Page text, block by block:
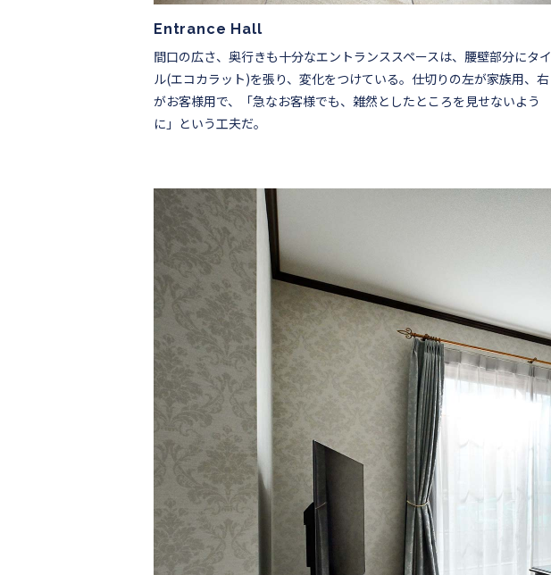
Entrance Hall
間口の広さ、奥行きも十分なエントランススペースは、腰壁部分にタイ
ル(エコカラット)を張り、変化をつけている。仕切りの左が家族用、右
がお客様用で、「急なお客様でも、雑然としたところを見せないよう
に」という工夫だ。